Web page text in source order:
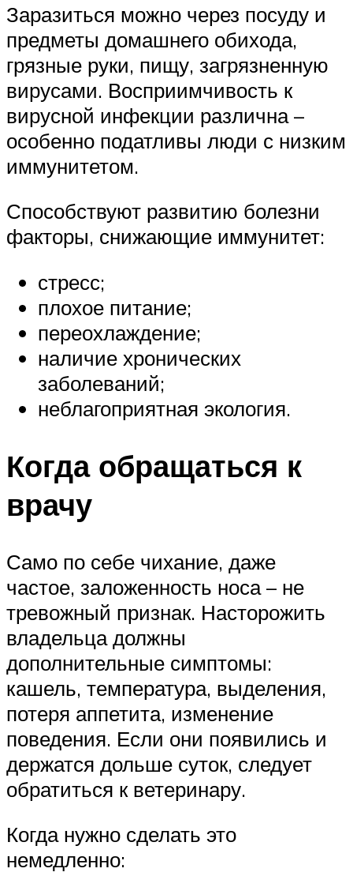
Заразиться можно через посуду и
предметы домашнего обихода,
грязные руки, пищу, загрязненную
вирусами. Восприимчивость к
вирусной инфекции различна –
особенно податливы люди с низким
иммунитетом.
Способствуют развитию болезни
факторы, снижающие иммунитет:
стресс;
плохое питание;
переохлаждение;
наличие хронических
заболеваний;
неблагоприятная экология.
Когда обращаться к
врачу
Само по себе чихание, даже
частое, заложенность носа – не
тревожный признак. Насторожить
владельца должны
дополнительные симптомы:
кашель, температура, выделения,
потеря аппетита, изменение
поведения. Если они появились и
держатся дольше суток, следует
обратиться к ветеринару.
Когда нужно сделать это
немедленно: